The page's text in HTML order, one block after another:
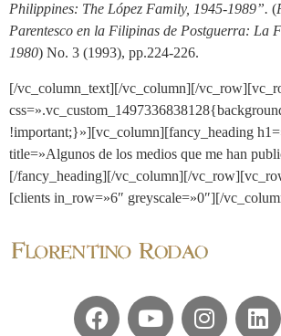
Philippines: The López Family, 1945-1989”. (
Parentesco en la Filipinas de Postguerra: La
1980) No. 3 (1993), pp.224-226.
[/vc_column_text][/vc_column][/
!important;}»][vc_column][fancy_heading
title=»Algunos de los medios que me han
[/fancy_heading][/vc_column][/
[clients in_row=»6″ greyscale=»0″][/